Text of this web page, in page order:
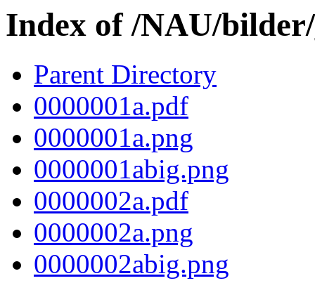
Index of /NAU/bilder/
Parent Directory
0000001a.pdf
0000001a.png
0000001abig.png
0000002a.pdf
0000002a.png
0000002abig.png